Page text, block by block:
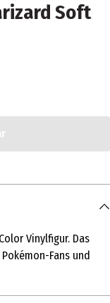
Soft
Vinylfigur. Das
Fans und